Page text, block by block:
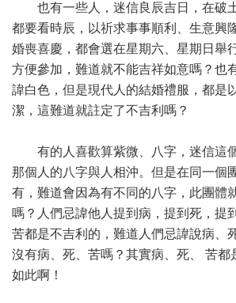
也有一些人，迷信良辰吉日，在破土
都要看時辰，以祈求事事順利、生意興
婚喪喜慶，都會選在星期六、星期日舉
方便參加，難道就不能吉祥如意嗎？也
諱白色，但是現代人的結婚禮服，都是
潔，這難道就註定了不吉利嗎？
有的人喜歡算紫微、八字，迷信這
那個人的八字與人相沖。但是在同一個
有，難道會因為有不同的八字，此團體
嗎？人們忌諱他人提到病，提到死，提
苦都是不吉利的，難道人們忌諱說病、
沒有病、死、苦嗎？其實病、死、 苦都
如此啊！